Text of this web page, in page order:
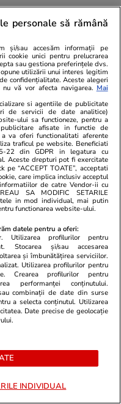
poziţia de
urmăririi
de a beneficia
una pur formală,
de informaţii în
administrate în
familiei
de spații în
s-a grefat
social ridicat al
în Alba Iulia,
că acesta era
familie de persoane
și cu o bună
fost politician cu
reiterate în mod
tranzacții în fazele
personale să rămână
și/sau accesăm informații pe
cookie unici pentru prelucrarea
sau gestiona preferințele dvs.
utilizării unui interes legitim
confidențialitate. Aceste alegeri
vă vor afecta navigarea. Mai
si agentiile de publicitate
de servicii de date analitice)
ului sa functioneze, pentru a
afisate in functie de
va oferi functionalitati aferente
traficul pe website. Beneficiati
22 din GDPR in legatura cu
Aceste drepturi pot fi exercitate
pe “ACCEPT TOATE”, acceptati
care implica inclusiv acceptul
de catre Vendor-ii cu
SA MODIFIC SETARILE
in mod individual, mai putin
functionarea website-ului.
datele pentru a oferi:
Utilizarea profilurilor pentru
Stocarea și/sau accesarea
și îmbunătățirea serviciilor.
Utilizarea profilurilor pentru
Crearea profilurilor pentru
performanței conținutului.
combinații de date din surse
a selecta conținutul. Utilizarea
Date precise de geolocație
INDIVIDUAL